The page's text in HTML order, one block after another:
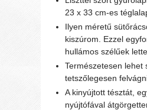
23 x 33 cm-es
Ilyen méretű
kiszúrom. Ezzel
hullámos szélűek
Természetesen lehet
tetszőlegesen
A kinyújtott tésztát,
nyújtófával